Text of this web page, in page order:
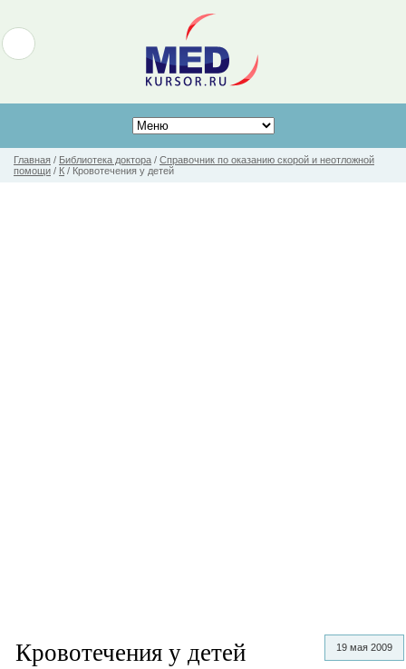
Главная / Библиотека доктора / Справочник по оказанию скорой и неотложной
помощи / К / Кровотечения у детей
19 мая 2009
Кровотечения у детей